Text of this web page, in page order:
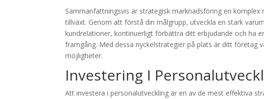
Sammanfattningsvis är strategisk marknadsföring en
tillväxt. Genom att förstå din målgrupp, utveckla en stark
kundrelationer, kontinuerligt förbättra ditt erbjudande och ha
framgång. Med dessa nyckelstrategier på plats är ditt
möjligheter.
Investering I
Att investera i personalutveckling är en av de mest effektiva